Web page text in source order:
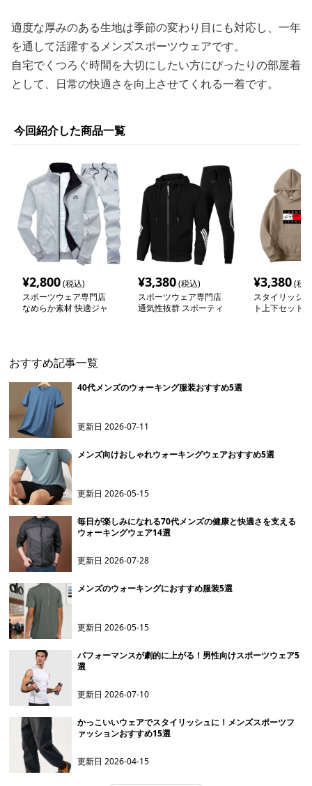
適度な厚みのある生地は季節の変わり目にも対応し、一年
を通して活躍するメンズスポーツウェアです。
自宅でくつろぐ時間を大切にしたい方にぴったりの部屋着
として、日常の快適さを向上させてくれる一着です。
今回紹介した商品一覧
¥2,800(税込)
スポーツウェア専門店
なめらか素材 快適ジャ
¥3,380(税込)
スポーツウェア専門店
通気性抜群 スポーティ
¥3,380(税
スタイリッシ
ト上下セット
おすすめ記事一覧
40代メンズのウォーキング服装おすすめ5選
更新日2026-07-11
メンズ向けおしゃれウォーキングウェアおすすめ5選
更新日2026-05-15
毎日が楽しみになれる70代メンズの健康と快適さを支える
ウォーキングウェア14選
更新日2026-07-28
メンズのウォーキングにおすすめ服装5選
更新日2026-05-15
パフォーマンスが劇的に上がる！男性向けスポーツウェア5
選
更新日2026-07-10
かっこいいウェアでスタイリッシュに！メンズスポーツフ
ァッションおすすめ15選
更新日2026-04-15